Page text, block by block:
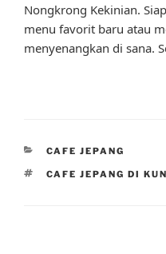
Nongkrong Kekinian.
menu favorit baru atau
menyenangkan di sana.
CATEGORIES
CAFE JEPANG
TAGS
CAFE JEPANG DI